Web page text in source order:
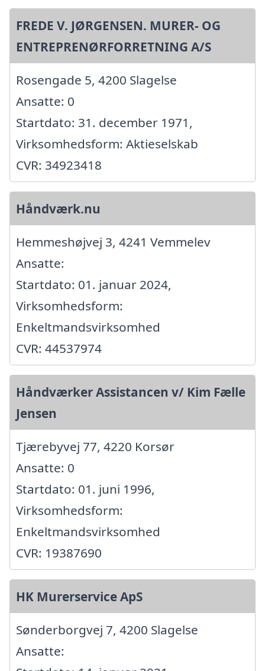
FREDE V. JØRGENSEN. MURER- OG
ENTREPRENØRFORRETNING A/S
Rosengade 5, 4200 Slagelse
Ansatte: 0
Startdato: 31. december 1971,
Virksomhedsform: Aktieselskab
CVR: 34923418
Håndværk.nu
Hemmeshøjvej 3, 4241 Vemmelev
Ansatte:
Startdato: 01. januar 2024,
Virksomhedsform:
Enkeltmandsvirksomhed
CVR: 44537974
Håndværker Assistancen v/ Kim Fælle
Jensen
Tjærebyvej 77, 4220 Korsør
Ansatte: 0
Startdato: 01. juni 1996,
Virksomhedsform:
Enkeltmandsvirksomhed
CVR: 19387690
HK Murerservice ApS
Sønderborgvej 7, 4200 Slagelse
Ansatte: